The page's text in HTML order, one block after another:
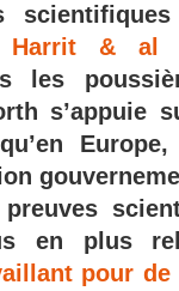
Harrit & al
les
s’appuie
qu’en
en plus
pour de